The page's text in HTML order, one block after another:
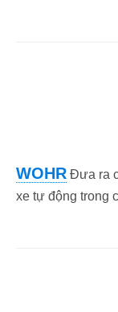
WOHR Đưa ra
xe tự động trong